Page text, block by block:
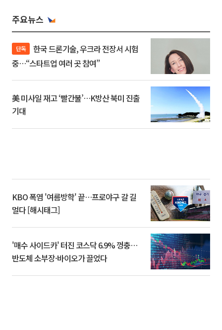
주요뉴스
단독
중…“스타트업 여러 곳 참여”
美 미사일 재고 ‘빨간불’…K방산 북미 진출
기대
KBO 폭염 '여름방학' 끝…프로야구 갈 길
멀다 [해시태그]
'매수 사이드카' 터진 코스닥 6.9% 껑충…
반도체 소부장·바이오가 끌었다